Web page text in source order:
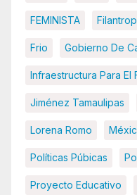
FEMINISTA
Frio Gobierno De
Infraestructura Para El
Jiménez Tamaulipas
Lorena Romo
Políticas Púbicas
Proyecto Educativo